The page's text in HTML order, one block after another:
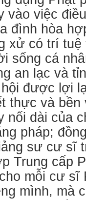
vào việc
đình hòa
xử có trí
sống cá
an lạc và
được lợi
thực và
nối dài của
pháp;
sư cư sĩ
Trung cấp
mỗi cư sĩ
mình, mà